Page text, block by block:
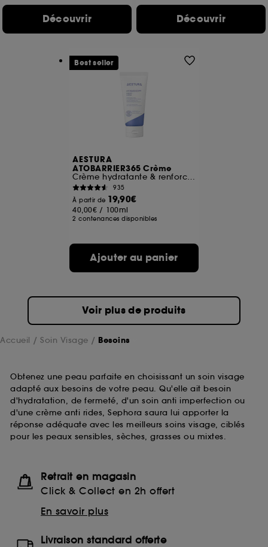
Découvrir Découvrir
AESTURA
ATOBARRIER365 Crème
Crème hydratante & renforcant la barrière cutanée
935
À partir de 19,90€
40,00€ / 100ml
2 contenances disponibles
Ajouter au panier
Best seller
Voir plus de produits
Accueil Soin Visage Besoins
Obtenez une peau parfaite en choisissant un soin visage
adapté aux besoins de votre peau. Qu'elle ait besoin
d'hydratation, de fermeté, d'un soin anti imperfection ou
d'une crème anti rides, Sephora saura lui apporter la
réponse adéquate avec les meilleurs soins visage, ciblés
pour les peaux sensibles, sèches, grasses ou mixtes.
Retrait en magasin
Click & Collect en 2h offert
En savoir plus
Livraison standard offerte